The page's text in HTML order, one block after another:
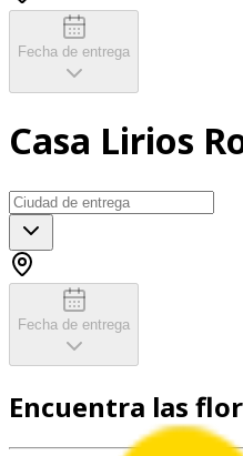
Fecha de entrega
Casa Lirios
Fecha de entrega
Encuentra las